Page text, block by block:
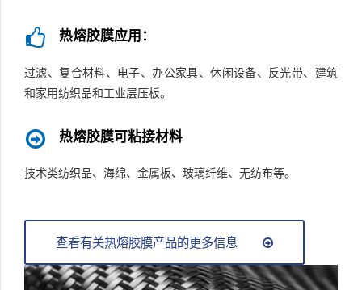
热熔胶膜应用：
过滤、复合材料、电子、办公家具、休闲设备、反光带、建筑
和家用纺织品和工业层压板。
热熔胶膜可粘接材料
技术类纺织品、海绵、金属板、玻璃纤维、无纺布等。
查看有关热熔胶膜产品的更多信息